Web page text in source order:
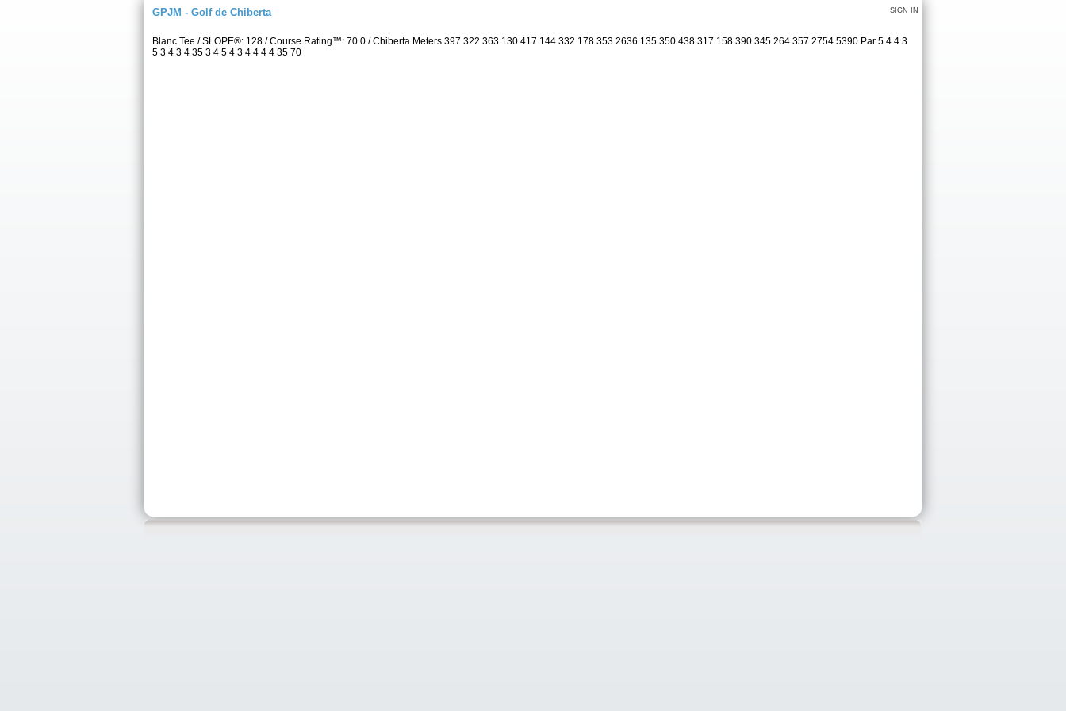
SIGN IN
GPJM - Golf de Chiberta
Blanc Tee / SLOPE®: 128 / Course Rating™: 70.0 / Chiberta Meters 397 322 363 130 417 144 332 178 353 2636 135 350 438 317 158 390 345 264 357 2754 5390 Par 5 4 4 3
5 3 4 3 4 35 3 4 5 4 3 4 4 4 4 35 70